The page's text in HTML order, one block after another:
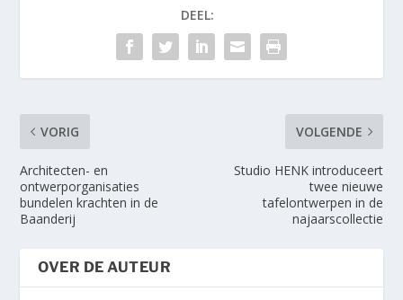
DEEL:
VORIG
Architecten- en
ontwerporganisaties
bundelen krachten in de
Baanderij
VOLGENDE
Studio HENK introduceert
twee nieuwe
tafelontwerpen in de
najaarscollectie
OVER DE AUTEUR